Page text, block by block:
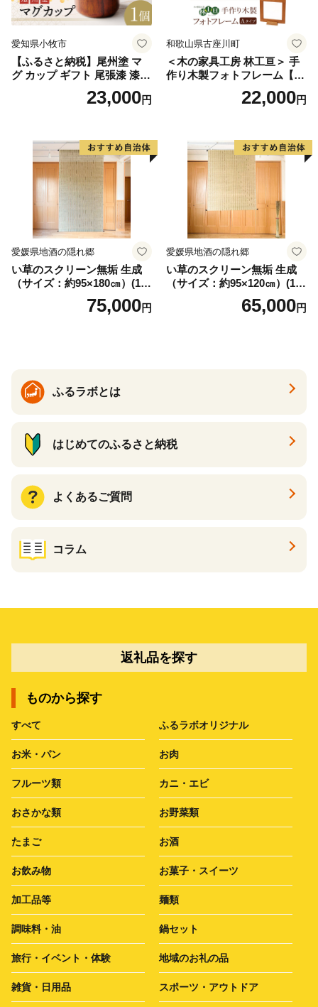
愛知県小牧市
【ふるさと納税】尾州塗 マ
グ カップ ギフト 尾張漆 漆
漆器 漆器工芸 工芸品 芸術性
実用性 抗菌性 美味しく安全
ウイルス効果 お取り寄せ 愛
知県 小牧市 送料無料
23,000円
和歌山県古座川町
＜木の家具工房 林工亘＞ 手
作り木製フォトフレーム【A
22,000円
愛媛県地酒の隠れ郷
い草のスクリーン無垢 生成
（サイズ：約95×180㎝）(14
75,000円
愛媛県地酒の隠れ郷
い草のスクリーン無垢 生成
（サイズ：約95×120㎝）(14
65,000円
ふるラボとは
はじめてのふるさと納税
よくあるご質問
コラム
返礼品を探す
ものから探す
すべて ふるラボオリジナル
お米・パン お肉
フルーツ類 カニ・エビ
おさかな類 お野菜類
たまご お酒
お飲み物 お菓子・スイーツ
加工品等 麺類
調味料・油 鍋セット
旅行・イベント・体験 地域のお礼の品
雑貨・日用品 スポーツ・アウトドア